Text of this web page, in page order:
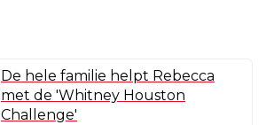
De hele familie helpt Rebecca
met de 'Whitney Houston
Challenge'